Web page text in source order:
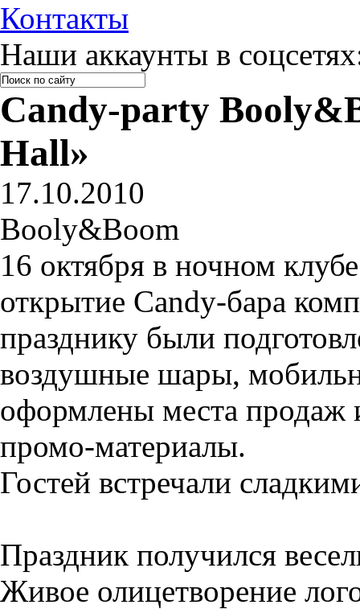
Контакты
Наши аккаунты в
Candy-party
Hall»
17.10.2010
Booly&Boom
16 октября в ночном
открытие Candy-бара
празднику были
воздушные шары,
оформлены места продаж
промо-материалы.
Гостей встречали
Праздник получился
Живое олицетворение